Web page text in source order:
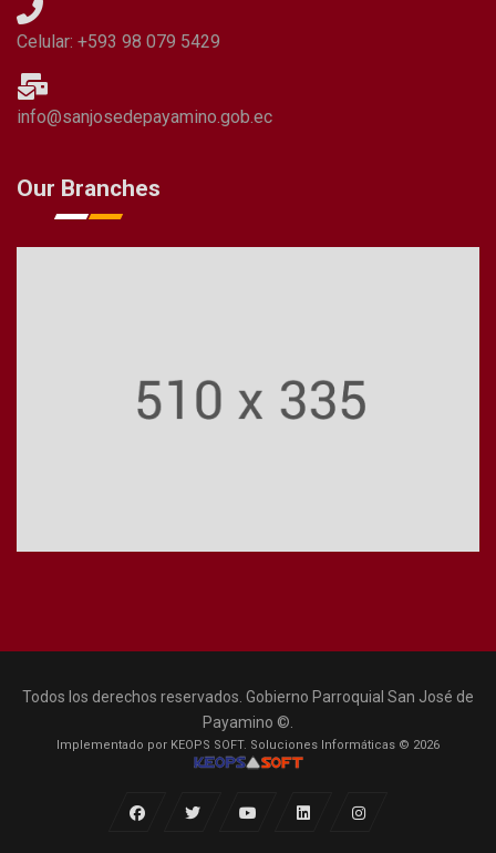
Celular: +593 98 079 5429
info@sanjosedepayamino.gob.ec
Our Branches
Todos los derechos reservados. Gobierno Parroquial San José de
Payamino ©.
Implementado por KEOPS SOFT. Soluciones Informáticas © 2026